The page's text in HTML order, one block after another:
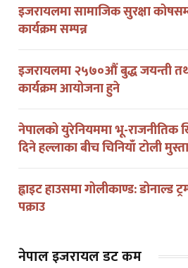
इजरायलमा सामाजिक सुरक्षा
कार्यक्रम सम्पन्न
इजरायलमा २५७०औं बुद्ध जयन्ती
कार्यक्रम आयोजना हुने
नेपालको युरेनियममा भू-राजनीतिक
दिने हल्लाका बीच चिनियाँ टोली
ह्वाइट हाउसमा गोलीकाण्ड: डोनाल्ड
पक्राउ
नेपाल इजरायल डट कम